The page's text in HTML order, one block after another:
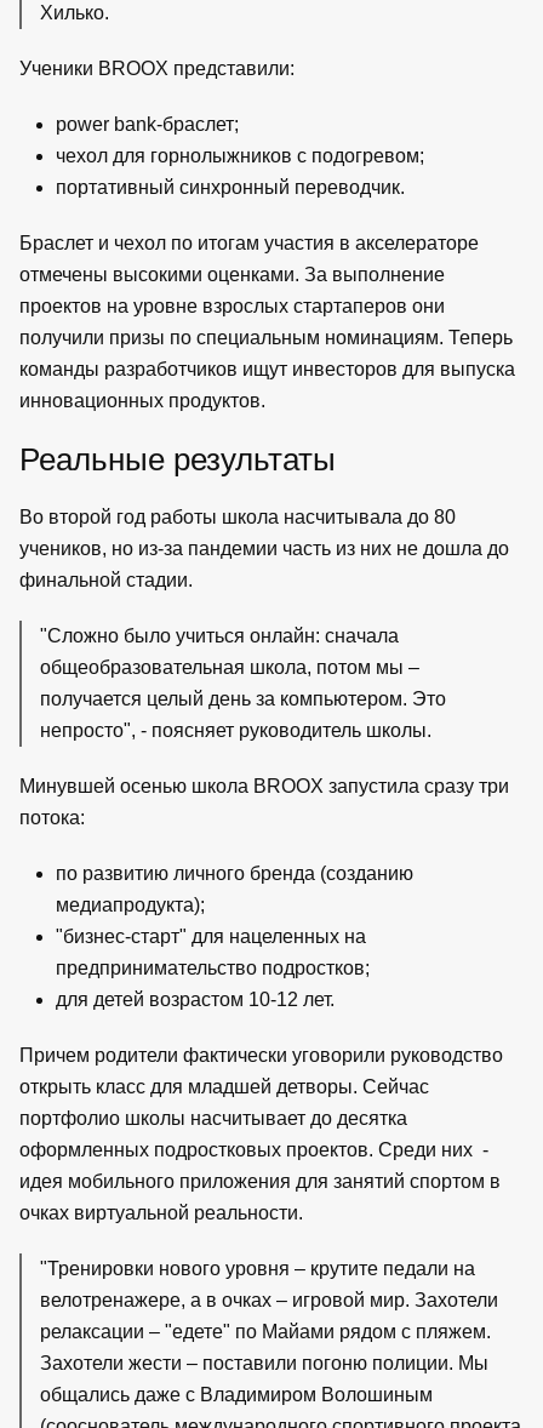
Хилько.
Ученики BROOX представили:
power bank-браслет;
чехол для горнолыжников с подогревом;
портативный синхронный переводчик.
Браслет и чехол по итогам участия в акселераторе
отмечены высокими оценками. За выполнение
проектов на уровне взрослых стартаперов они
получили призы по специальным номинациям. Теперь
команды разработчиков ищут инвесторов для выпуска
инновационных продуктов.
Реальные результаты
Во второй год работы школа насчитывала до 80
учеников, но из-за пандемии часть из них не дошла до
финальной стадии.
"Сложно было учиться онлайн: сначала
общеобразовательная школа, потом мы –
получается целый день за компьютером. Это
непросто", - поясняет руководитель школы.
Минувшей осенью школа BROOX запустила сразу три
потока:
по развитию личного бренда (созданию
медиапродукта);
"бизнес-старт" для нацеленных на
предпринимательство подростков;
для детей возрастом 10-12 лет.
Причем родители фактически уговорили руководство
открыть класс для младшей детворы. Сейчас
портфолио школы насчитывает до десятка
оформленных подростковых проектов. Среди них -
идея мобильного приложения для занятий спортом в
очках виртуальной реальности.
"Тренировки нового уровня – крутите педали на
велотренажере, а в очках – игровой мир. Захотели
релаксации – "едете" по Майами рядом с пляжем.
Захотели жести – поставили погоню полиции. Мы
общались даже с Владимиром Волошиным